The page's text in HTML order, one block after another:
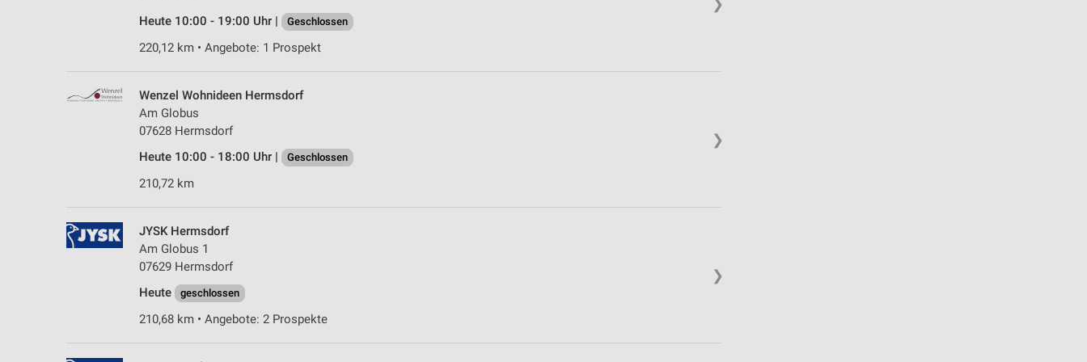
❯
Heute 10:00 - 19:00 Uhr |
Geschlossen
220,12 km • Angebote: 1 Prospekt
❯
Wenzel Wohnideen Hermsdorf
Am Globus
07628 Hermsdorf
Heute 10:00 - 18:00 Uhr |
Geschlossen
210,72 km
❯
JYSK Hermsdorf
Am Globus 1
07629 Hermsdorf
Heute
geschlossen
210,68 km • Angebote: 2 Prospekte